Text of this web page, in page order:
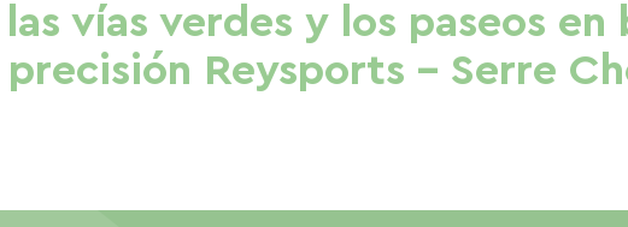
vías verdes y los paseos
precisión Reysports - Serre